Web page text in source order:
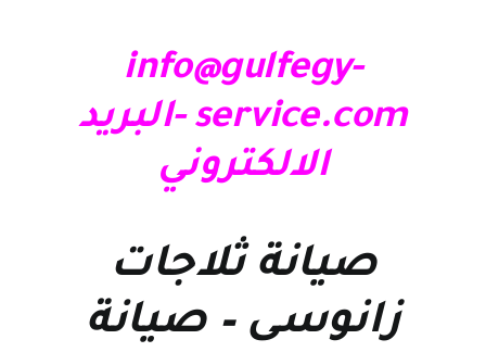
info@gulfegy-
service.com -البريد
الالكتروني
صيانة ثلاجات
زانوسى –صيانة